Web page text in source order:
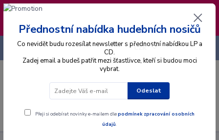
❣️ Od 4.8. do 13.8. čerpám dovolenou. Datum
expedice objednávek se posouvá na pátek
14.8.2026 🐋
Menu
CZK
+420 725 736 293
Přednostní nabídka hudebních nosičů
Co nevidět budu rozesílat newsletter s přednostní nabídkou LP a
CD.
Zadej email a budeš patřit mezi šťastlivce, kteří si budou moci
vybrat.
Odeslat
Přeji si odebírat novinky e-mailem dlepodmínek zpracování osobních
údajů.